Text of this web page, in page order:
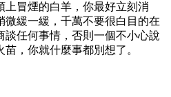
上冒煙的白羊，你最好立刻消
微緩一緩，千萬不要很白目的在
談任何事情，否則一個不小心說
，你就什麼事都別想了。